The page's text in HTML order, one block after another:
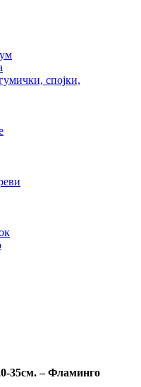
спојки,
35см. – Фламинго